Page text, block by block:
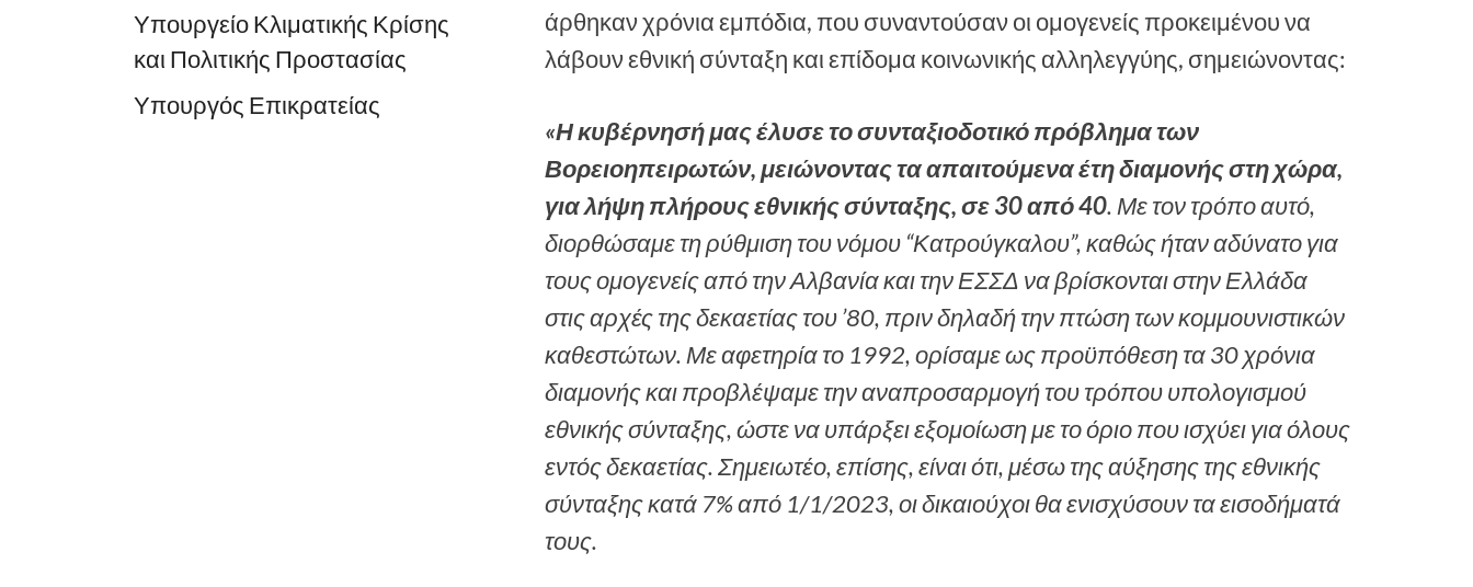
άρθηκαν χρόνια εμπόδια, που συναντούσαν οι ομογενείς προκειμένου να
λάβουν εθνική σύνταξη και επίδομα κοινωνικής αλληλεγγύης, σημειώνοντας:
«Η κυβέρνησή μας έλυσε το συνταξιοδοτικό πρόβλημα των
Βορειοηπειρωτών, μειώνοντας τα απαιτούμενα έτη διαμονής στη χώρα,
για λήψη πλήρους εθνικής σύνταξης, σε 30 από 40. Με τον τρόπο αυτό,
διορθώσαμε τη ρύθμιση του νόμου “Κατρούγκαλου”, καθώς ήταν αδύνατο για
τους ομογενείς από την Αλβανία και την ΕΣΣΔ να βρίσκονται στην Ελλάδα
στις αρχές της δεκαετίας του ’80, πριν δηλαδή την πτώση των κομμουνιστικών
καθεστώτων. Με αφετηρία το 1992, ορίσαμε ως προϋπόθεση τα 30 χρόνια
διαμονής και προβλέψαμε την αναπροσαρμογή του τρόπου υπολογισμού
εθνικής σύνταξης, ώστε να υπάρξει εξομοίωση με το όριο που ισχύει για όλους
εντός δεκαετίας. Σημειωτέο, επίσης, είναι ότι, μέσω της αύξησης της εθνικής
σύνταξης κατά 7% από 1/1/2023, οι δικαιούχοι θα ενισχύσουν τα εισοδήματά
τους.
Υπουργείο Κλιματικής Κρίσης
και Πολιτικής Προστασίας
Υπουργός Επικρατείας